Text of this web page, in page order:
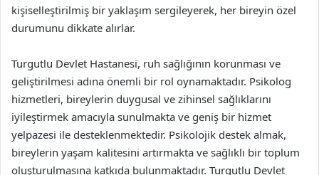
kişiselleştirilmiş bir yaklaşım sergileyerek, her bireyin özel
durumunu dikkate alırlar.
Turgutlu Devlet Hastanesi, ruh sağlığının korunması ve
geliştirilmesi adına önemli bir rol oynamaktadır. Psikolog
hizmetleri, bireylerin duygusal ve zihinsel sağlıklarını
iyileştirmek amacıyla sunulmakta ve geniş bir hizmet
yelpazesi ile desteklenmektedir. Psikolojik destek almak,
bireylerin yaşam kalitesini artırmakta ve sağlıklı bir toplum
oluşturulmasına katkıda bulunmaktadır. Turgutlu Devlet